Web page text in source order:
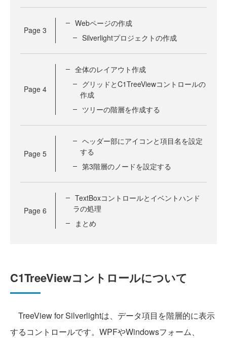
Page 3
Webページの作成
Silverlightプロジェクトの作成
Page 4
全体のレイアウト作成
グリッドとC1TreeViewコントロールの
作成
ツリーの階層を作成する
Page 5
ヘッダー部にアイコンと項目名を設定
する
第3階層のノードを設定する
Page 6
TextBoxコントロールとイベントハンド
ラの処理
まとめ
C1TreeViewコントロールについて
TreeView for Silverlightは、データ項目を階層的に表示
するコントロールです。WPFやWindowsフォーム、